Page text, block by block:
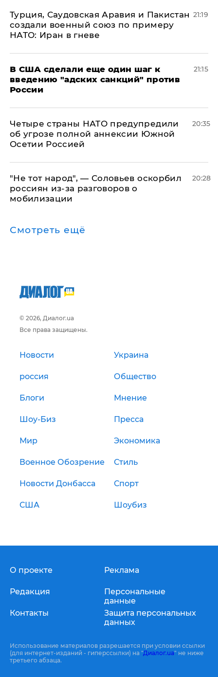
Турция, Саудовская Аравия и Пакистан
создали военный союз по примеру
НАТО: Иран в гневе
21:19
В США сделали еще один шаг к
введению "адских санкций" против
России
21:15
Четыре страны НАТО предупредили
об угрозе полной аннексии Южной
Осетии Россией
20:35
​"Не тот народ", — Соловьев оскорбил
россиян из-за разговоров о
мобилизации
20:28
Смотреть ещё
© 2026, Диалог.ua
Все права защищены.
Новости Украина
россия Общество
Блоги Мнение
Шоу-Биз Пресса
Мир Экономика
Военное Обозрение Стиль
Новости Донбасса Спорт
США Шоубиз
О проекте
Редакция
Контакты
Реклама
Персональные
данные
Защита персональных
данных
Использование материалов разрешается при условии ссылки
(для интернет-изданий - гиперссылки) на "Диалог.ua" не ниже
третьего абзаца.